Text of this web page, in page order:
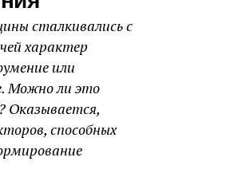
сталкивались с
характер
или
Можно ли это
Оказывается,
способных